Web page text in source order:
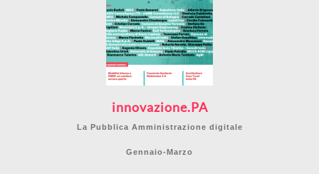
innovazione.PA
La Pubblica Amministrazione digitale
Gennaio-Marzo